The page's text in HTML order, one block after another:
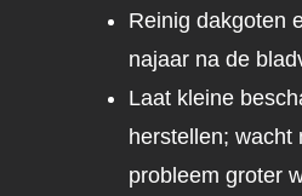
Reinig dakgoten
najaar na de
Laat kleine
herstellen; wacht
probleem groter